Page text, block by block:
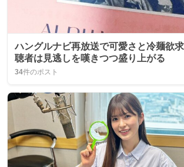
ハングルナビ再放送で可愛さと冷麺欲
聴者は見逃しを嘆きつつ盛り上がる
34件のポスト